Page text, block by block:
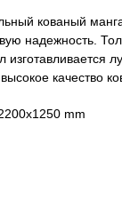
кованый
надежность.
изготавливается
качество
mm